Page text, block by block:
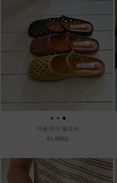
● ● ●
와플 메쉬 블로퍼
61,000원